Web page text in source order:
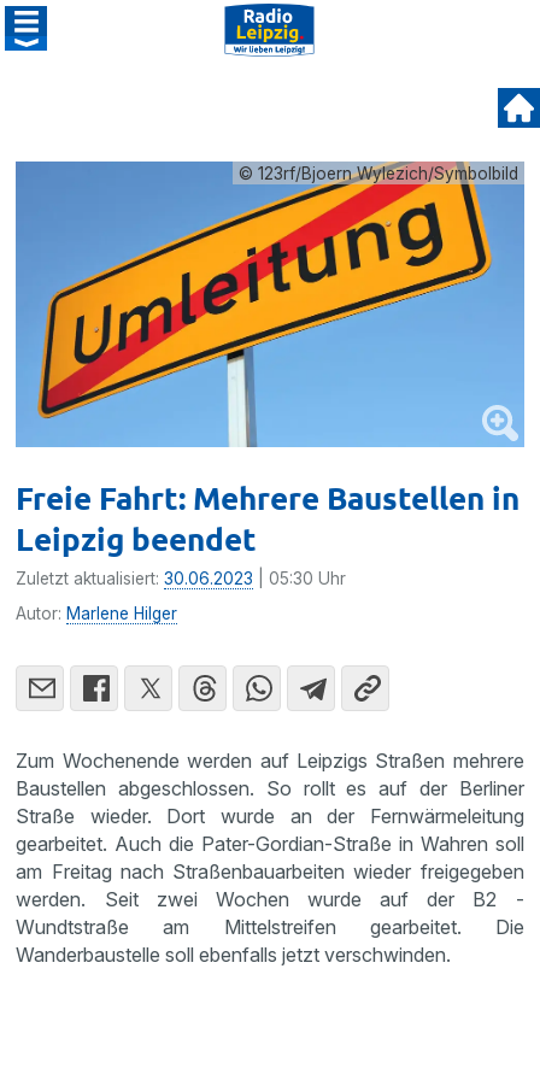
© 123rf/Bjoern Wylezich/Symbolbild
Freie Fahrt: Mehrere Baustellen in
Leipzig beendet
Zuletzt aktualisiert:30.06.2023 | 05:30 Uhr
Autor: Marlene Hilger
Zum Wochenende werden auf Leipzigs Straßen mehrere
Baustellen abgeschlossen. So rollt es auf der Berliner
Straße wieder. Dort wurde an der Fernwärmeleitung
gearbeitet. Auch die Pater-Gordian-Straße in Wahren soll
am Freitag nach Straßenbauarbeiten wieder freigegeben
werden. Seit zwei Wochen wurde auf der B2 -
Wundtstraße am Mittelstreifen gearbeitet. Die
Wanderbaustelle soll ebenfalls jetzt verschwinden.